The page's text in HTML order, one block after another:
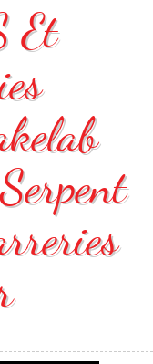
Et